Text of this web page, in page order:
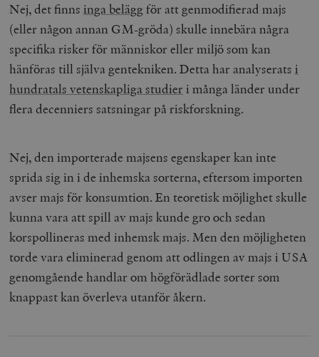
Nej, det finnsinga beläggför att genmodifierad majs
(eller någon annan GM-gröda) skulle innebära några
specifika risker för människor eller miljö som kan
hänföras till själva gentekniken. Detta har analyseratsi
hundratals vetenskapliga studieri många länder under
flera decenniers satsningar på riskforskning.
Nej, den importerade majsens egenskaper kan inte
sprida sig in i de inhemska sorterna, eftersom importen
avser majs för konsumtion. En teoretisk möjlighet skulle
kunna vara att spill av majs kunde gro och sedan
korspollineras med inhemsk majs. Men den möjligheten
torde vara eliminerad genom att odlingen av majs i USA
genomgående handlar om högförädlade sorter som
knappast kan överleva utanför åkern.